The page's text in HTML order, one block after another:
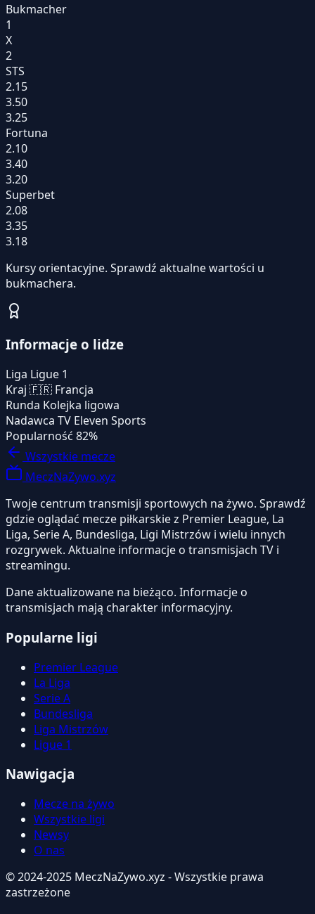
Bukmacher
1
X
2
STS
2.15
3.50
3.25
Fortuna
2.10
3.40
3.20
Superbet
2.08
3.35
3.18
Kursy orientacyjne. Sprawdź aktualne wartości u
bukmachera.
Informacje o lidze
Liga Ligue 1
Kraj 🇫🇷 Francja
Runda Kolejka ligowa
Nadawca TV Eleven Sports
Popularność 82%
Wszystkie mecze
MeczNaZywo.xyz
Twoje centrum transmisji sportowych na żywo. Sprawdź
gdzie oglądać mecze piłkarskie z Premier League, La
Liga, Serie A, Bundesliga, Ligi Mistrzów i wielu innych
rozgrywek. Aktualne informacje o transmisjach TV i
streamingu.
Dane aktualizowane na bieżąco. Informacje o
transmisjach mają charakter informacyjny.
Popularne ligi
Premier League
La Liga
Serie A
Bundesliga
Liga Mistrzów
Ligue 1
Nawigacja
Mecze na żywo
Wszystkie ligi
Newsy
O nas
© 2024-2025 MeczNaZywo.xyz - Wszystkie prawa
zastrzeżone